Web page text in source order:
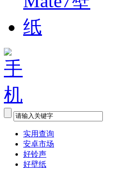
实用查询
安卓市场
好铃声
好壁纸